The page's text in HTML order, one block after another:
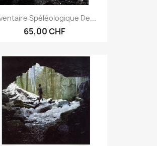
Spéléologique De...
65,00 CHF